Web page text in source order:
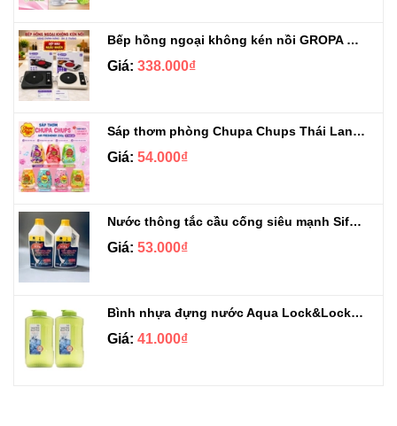
Bếp hồng ngoại không kén nồi GROPA G1-608
Giá: 338.000₫
Sáp thơm phòng Chupa Chups Thái Lan 230g
Giá: 54.000₫
Nước thông tắc cầu cống siêu mạnh Sifa 1.4kg
Giá: 53.000₫
Bình nhựa đựng nước Aqua Lock&Lock 2.1L
Giá: 41.000₫